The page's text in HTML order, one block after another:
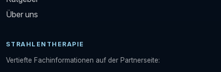
Über uns
STRAHLENTHERAPIE
Vertiefte Fachinformationen auf der Partnerseite: